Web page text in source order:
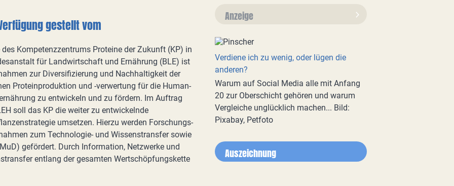
gestellt vom
Kompetenzzentrums Proteine der Zukunft (KP) in
für Landwirtschaft und Ernährung (BLE) ist
zur Diversifizierung und Nachhaltigkeit der
Proteinproduktion und -verwertung für die Human-
zu entwickeln und zu fördern. Im Auftrag
soll das KP die weiter zu entwickelnde
umsetzen. Hierzu werden Forschungs-
zum Technologie- und Wissenstransfer sowie
gefördert. Durch Information, Netzwerke und
entlang der gesamten Wertschöpfungskette
Anzeige
Verdiene ich zu wenig, oder lügen die
anderen?
Warum auf Social Media alle mit Anfang
20 zur Oberschicht gehören und warum
Vergleiche unglücklich machen... Bild:
Pixabay, Petfoto
Auszeichnung